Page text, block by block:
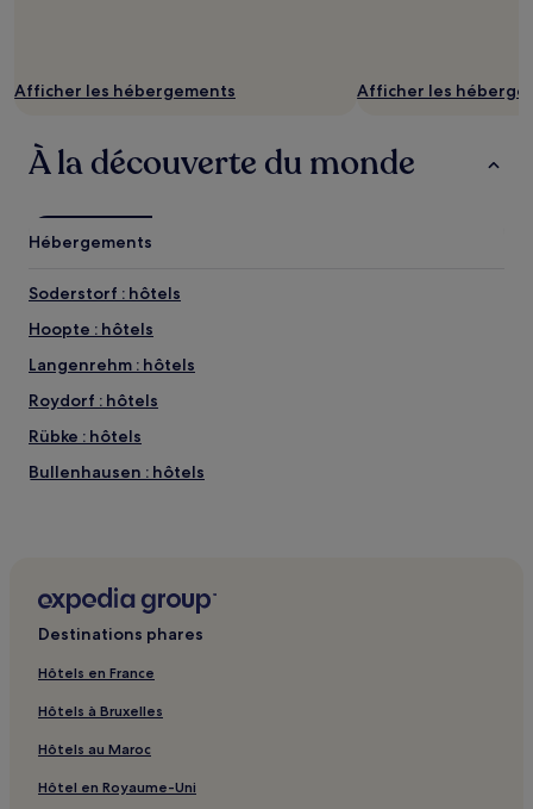
supplémentaires
Afficher les hébergements Afficher les
À la découverte du monde
Hébergements
Soderstorf : hôtels
Hoopte : hôtels
Langenrehm : hôtels
Roydorf : hôtels
Rübke : hôtels
Bullenhausen : hôtels
Elstorf : hôtels
Ehestorf : hôtels
Lünzen : hôtels
Wintermoor : hôtels
Nenndorf : hôtels
Steinbeck an der Luhe : hôtels
Destinations phares
Hôtels en France
Hôtels à Bruxelles
Hôtels au Maroc
Hôtel en Royaume-Uni